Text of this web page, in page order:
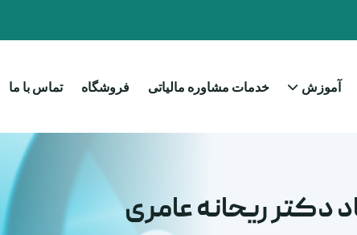
آموزش خدمات مشاوره مالیاتی فروشگاه تماس با ما
دکتر ریحانه عامری